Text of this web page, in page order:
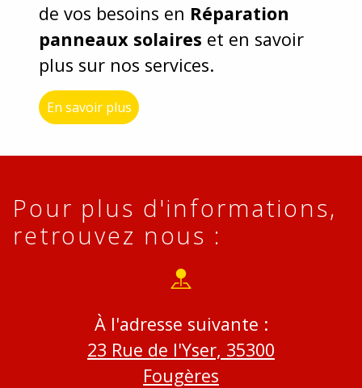
de vos besoins en Réparation
panneaux solaires et en savoir
plus sur nos services.
En savoir plus
Pour plus d'informations,
retrouvez nous :
À l'adresse suivante :
23 Rue de l'Yser, 35300
Fougères